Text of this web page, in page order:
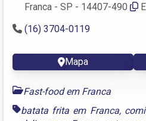
Franca - SP - 14407-490
(16) 3704-0119
Mapa
Fast-food em Franca
batata frita em Franca,